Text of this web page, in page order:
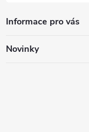
Informace pro vás
Novinky